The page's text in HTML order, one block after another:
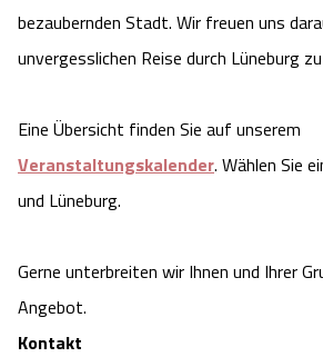
bezaubernden Stadt. Wir freuen uns
unvergesslichen Reise durch Lüneburg
Eine Übersicht finden Sie auf unserem
Veranstaltungskalender. Wählen Sie
und Lüneburg.
Gerne unterbreiten wir Ihnen und Ihrer
Angebot.
Kontakt